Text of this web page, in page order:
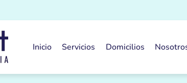
Inicio Servicios Domicilios